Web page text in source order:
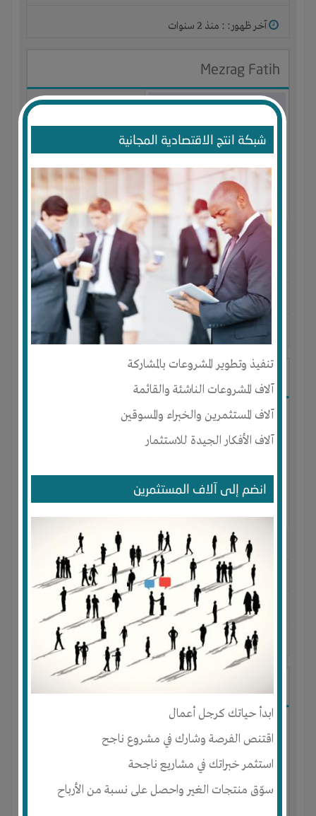
شبكة انتج الاقتصادية المجانية
تنفيذ وتطوير المشروعات بالمشاركة
آلاف المشروعات الناشئة والقائمة
آلاف المستثمرين والخبراء والمسوقين
آلاف الأفكار الجيدة للاستثمار
انضم إلى آلاف المستثمرين
ابدأ حياتك كرجل أعمال
اقتنص الفرصة وشارك في مشروع ناجح
استثمر خبراتك في مشاريع ناجحة
سوّق منتجات الغير واحصل على نسبة من الأرباح
آخر ظهور: : منذ 2 سنوات
Mezrag Fatih
الجنس : ذكر
لديـه : الخبرات الوقت
المكان :الجزائر-أم البواقي عين مليلة
آخر ظهور: : منذ 2 سنوات
الجنس : ذكر
لديـه : المال-الخبرات
المكان : الجزائر- الجزائر- الجزائر
آخر ظهور: : منذ 2 سنوات